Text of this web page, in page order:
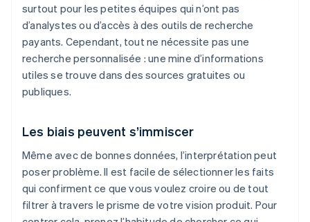
surtout pour les petites équipes qui n’ont pas
d’analystes ou d’accès à des outils de recherche
payants. Cependant, tout ne nécessite pas une
recherche personnalisée : une mine d’informations
utiles se trouve dans des sources gratuites ou
publiques.
Les biais peuvent s’immiscer
Même avec de bonnes données, l’interprétation peut
poser problème. Il est facile de sélectionner les faits
qui confirment ce que vous voulez croire ou de tout
filtrer à travers le prisme de votre vision produit. Pour